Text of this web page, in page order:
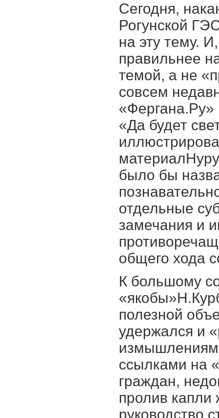
Сегодня,
Рогунской
на эту тему.
правильнее
темой, а не
совсем
«Фергана.Ру»
«Да будет
было бы
отдельные
замечания и
общего хода
К большому
полезной
удержался и
ссылками на
граждан,
пролив
руководство